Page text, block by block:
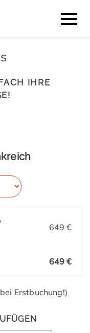
IHRE
649 €
649 €
Erstbuchung!)